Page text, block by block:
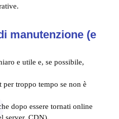
manutenzione (e
e utile e, se possibile,
troppo tempo se non è
dopo essere tornati online